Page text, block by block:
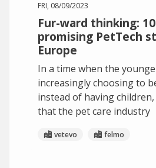
FRI, 08/09/2023
Fur-ward thinking:
promising PetTech
Europe
In a time when the
increasingly choosing to
instead of having
that the pet care industry
vetevo felmo